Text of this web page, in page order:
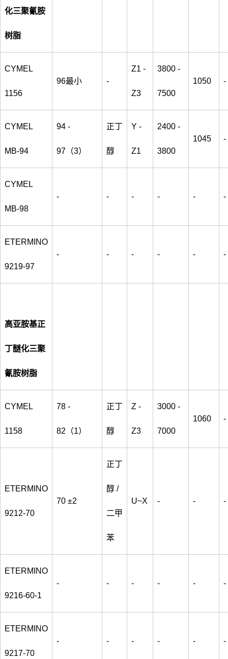
化三聚氰胺
树脂
CYMEL
1156
96最小 -
Z1 -
Z3
3800 -
7500
1050 -
CYMEL
MB-94
94 -
97（3）
正丁
醇
Y -
Z1
2400 -
3800
1045 -
CYMEL
MB-98
- - - - - -
ETERMINO
9219-97
- - - - - -
高亚胺基正
丁醚化三聚
氰胺树脂
CYMEL
1158
78 -
82（1）
正丁
醇
Z -
Z3
3000 -
7000
1060 -
ETERMINO
9212-70
70 ±2
正丁
醇 /
二甲
苯
U~X - - -
ETERMINO
9216-60-1
- - - - - -
ETERMINO
9217-70
- - - - - -